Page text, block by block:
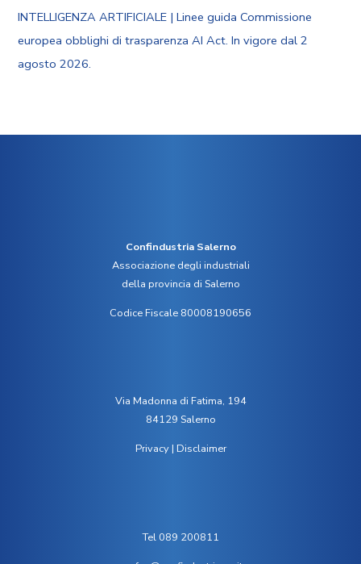
INTELLIGENZA ARTIFICIALE | Linee guida Commissione
europea obblighi di trasparenza AI Act. In vigore dal 2
agosto 2026.
Confindustria Salerno
Associazione degli industriali
della provincia di Salerno
Codice Fiscale 80008190656
Via Madonna di Fatima, 194
84129 Salerno
Privacy| Disclaimer
Tel 089 200811